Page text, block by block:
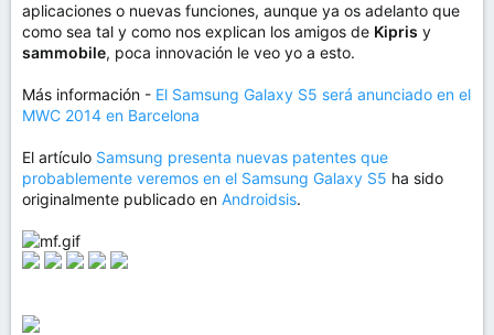
aplicaciones o nuevas funciones, aunque ya os adelanto que
como sea tal y como nos explican los amigos de Kipris y
sammobile, poca innovación le veo yo a esto.
Más información - El Samsung Galaxy S5 será anunciado en el
MWC 2014 en Barcelona
El artículo Samsung presenta nuevas patentes que
probablemente veremos en el Samsung Galaxy S5 ha sido
originalmente publicado en Androidsis.